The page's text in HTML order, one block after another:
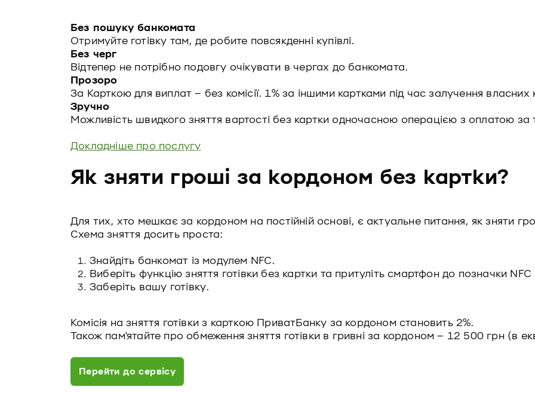
Без пошуку банкомата
Отримуйте готівку там, де робите повсякденні купівлі.
Без черг
Відтепер не потрібно подовгу очікувати в чергах до банкомата.
Прозоро
За Карткою для виплат – без комісії. 1% за іншими картками під час залучення власних
Зручно
Можливість швидкого зняття вартості без картки одночасною операцією з оплатою за
Докладніше про послугу
Як зняти гроші за кордоном без картки?
Для тих, хто мешкає за кордоном на постійній основі, є актуальне питання, як зняти
Схема зняття досить проста:
Знайдіть банкомат із модулем NFC.
Виберіть функцію зняття готівки без картки та притуліть смартфон до позначки
Заберіть вашу готівку.
Комісія на зняття готівки з карткою ПриватБанку за кордоном становить 2%.
Також пам'ятайте про обмеження зняття готівки в гривні за кордоном – 12 500 грн (в
Перейти до сервісу